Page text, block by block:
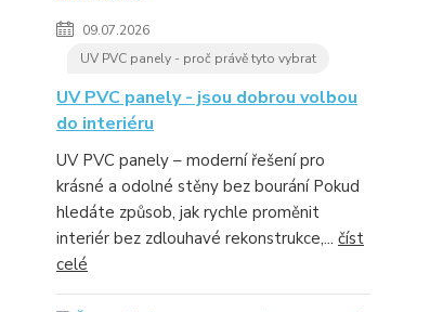
09.07.2026
UV PVC panely - proč právě tyto vybrat
UV PVC panely - jsou dobrou volbou
do interiéru
UV PVC panely – moderní řešení pro
krásné a odolné stěny bez bourání Pokud
hledáte způsob, jak rychle proměnit
interiér bez zdlouhavé rekonstrukce,... číst
celé